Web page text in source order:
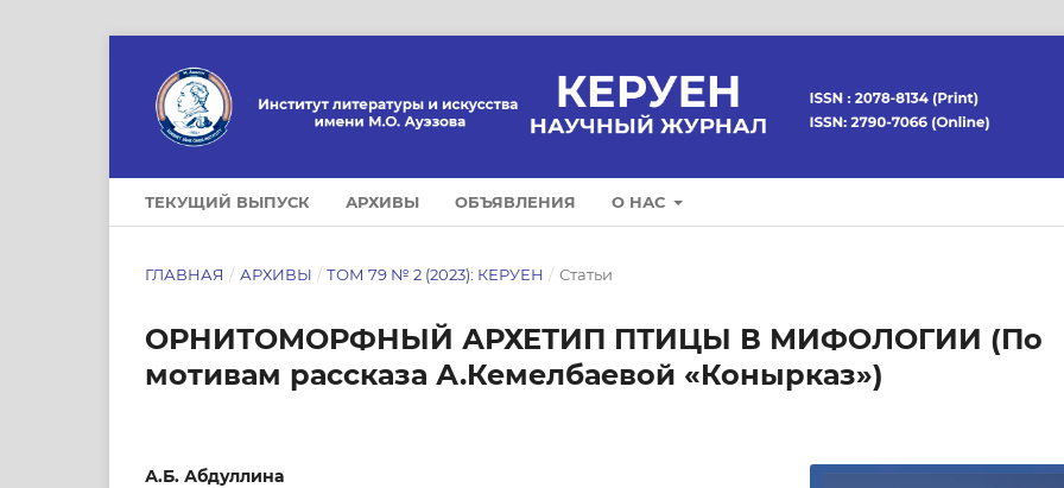
ТЕКУЩИЙ ВЫПУСК АРХИВЫ ОБЪЯВЛЕНИЯ О НАС
ГЛАВНАЯ / АРХИВЫ / ТОМ 79 № 2 (2023): КЕРУЕН / Статьи
ОРНИТОМОРФНЫЙ АРХЕТИП ПТИЦЫ В МИФОЛОГИИ (По
мотивам рассказа А.Кемелбаевой «Конырказ»)
А.Б. Абдуллина